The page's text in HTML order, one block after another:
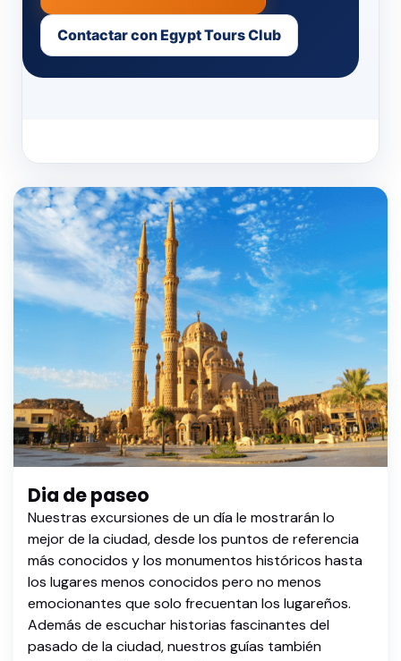
Contactar con Egypt Tours Club
Dia de paseo
Nuestras excursiones de un día le mostrarán lo
mejor de la ciudad, desde los puntos de referencia
más conocidos y los monumentos históricos hasta
los lugares menos conocidos pero no menos
emocionantes que solo frecuentan los lugareños.
Además de escuchar historias fascinantes del
pasado de la ciudad, nuestros guías también